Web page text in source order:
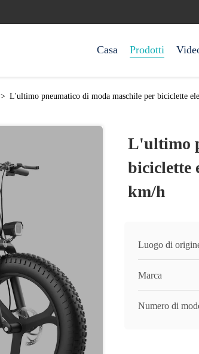
Casa Prodotti
> L'ultimo pneumatico di moda maschile per biciclette
L'ultimo
biciclette
km/h
Luogo di
Marca
Numero di